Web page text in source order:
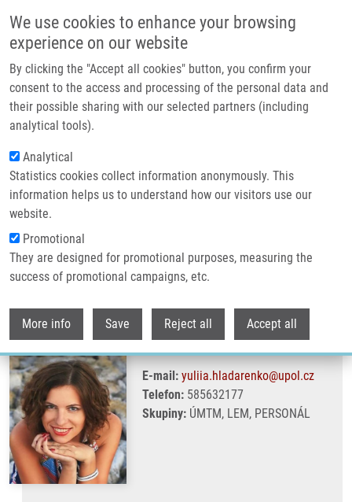
We use cookies to enhance your browsing
experience on our website
By clicking the "Accept all cookies" button, you confirm your
consent to the access and processing of the personal data and
their possible sharing with our selected partners (including
analytical tools).
Analytical
Statistics cookies collect information anonymously. This
information helps us to understand how our visitors use our
website.
Promotional
They are designed for promotional purposes, measuring the
success of promotional campaigns, etc.
More info Save Reject all Accept all
Header image
Drobečková navigace
Domů Hladarenko Yuliia
Hladarenko Yuliia
E-mail: yuliia.hladarenko@upol.cz
Telefon: 585632177
Skupiny: ÚMTM, LEM, PERSONÁL